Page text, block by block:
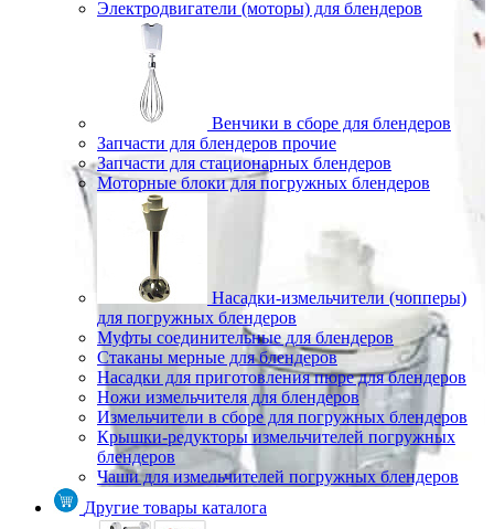
Электродвигатели (моторы) для блендеров
Венчики в сборе для блендеров
Запчасти для блендеров прочие
Запчасти для стационарных блендеров
Моторные блоки для погружных блендеров
Насадки-измельчители (чопперы)
для погружных блендеров
Муфты соединительные для блендеров
Стаканы мерные для блендеров
Насадки для приготовления пюре для блендеров
Ножи измельчителя для блендеров
Измельчители в сборе для погружных блендеров
Крышки-редукторы измельчителей погружных
блендеров
Чаши для измельчителей погружных блендеров
Другие товары каталога